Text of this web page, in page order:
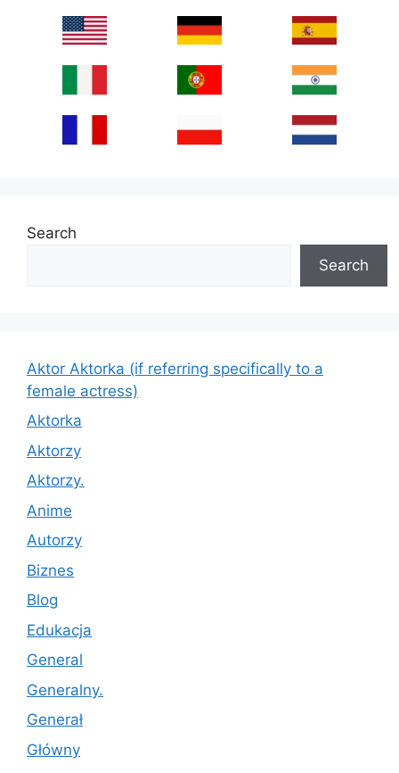
Search
Search
Aktor Aktorka (if referring specifically to a
female actress)
Aktorka
Aktorzy
Aktorzy.
Anime
Autorzy
Biznes
Blog
Edukacja
General
Generalny.
Generał
Główny